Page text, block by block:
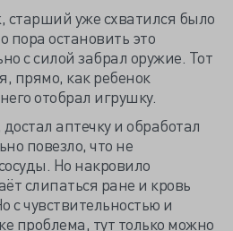
уже схватился было
пора остановить это
с силой забрал оружие. Тот
прямо, как ребенок
отобрал игрушку.
аптечку и обработал
повезло, что не
Но накровило
слипаться ране и кровь
с чувствительностью и
проблема, тут только можно